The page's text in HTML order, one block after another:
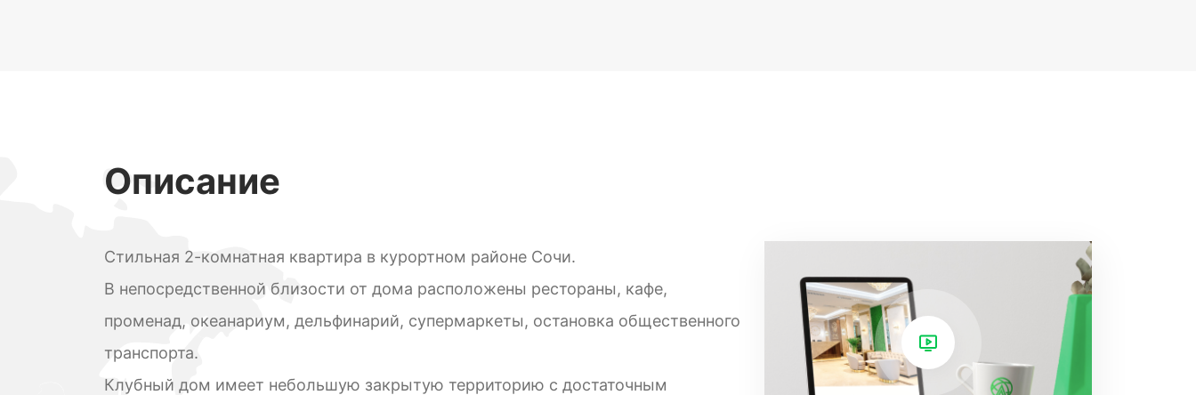
Описание
Стильная 2-комнатная квартира в курортном районе Сочи.
В непосредственной близости от дома расположены рестораны, кафе,
променад, океанариум, дельфинарий, супермаркеты, остановка общественного
транспорта.
Клубный дом имеет небольшую закрытую территорию с достаточным